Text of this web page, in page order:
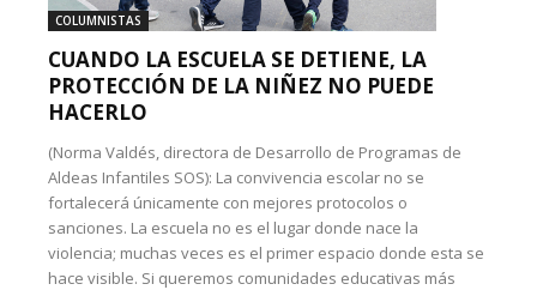
COLUMNISTAS
CUANDO LA ESCUELA SE DETIENE, LA
PROTECCIÓN DE LA NIÑEZ NO PUEDE
HACERLO
(Norma Valdés, directora de Desarrollo de Programas de
Aldeas Infantiles SOS): La convivencia escolar no se
fortalecerá únicamente con mejores protocolos o
sanciones. La escuela no es el lugar donde nace la
violencia; muchas veces es el primer espacio donde esta se
hace visible. Si queremos comunidades educativas más